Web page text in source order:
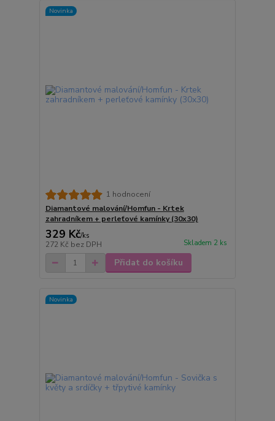
Novinka
1 hodnocení
Diamantové malování/Homfun - Krtek
zahradníkem + perleťové kamínky (30x30)
329 Kč/ks
272 Kč bez DPH Skladem 2 ks
Přidat do košíku
Novinka